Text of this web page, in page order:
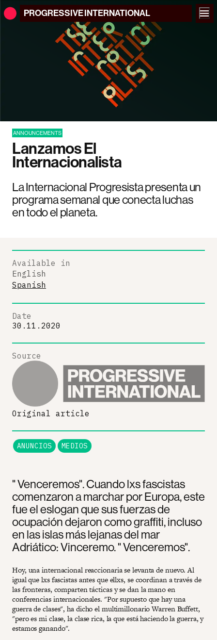
PROGRESSIVEINTERNATIONAL
ANNOUNCEMENTS
Lanzamos El
Internacionalista
La Internacional Progresista presenta un
programa semanal que conecta luchas
en todo el planeta.
" Venceremos". Cuando lxs fascistas
comenzaron a marchar por Europa, este
fue el eslogan que sus fuerzas de
ocupación dejaron como graffiti, incluso
en las islas más lejanas del mar
Adriático: Vinceremo. " Venceremos".
Hoy, una internacional reaccionaria se levanta de nuevo. Al
igual que lxs fascistas antes que ellxs, se coordinan a través de
las fronteras, comparten tácticas y se dan la mano en
conferencias internacionales. "Por supuesto que hay una
guerra de clases", ha dicho el multimillonario Warren Buffett,
"pero es mi clase, la clase rica, la que está haciendo la guerra, y
estamos ganando".
Available in
English
Spanish
Date
30.11.2020
Source
Original article
ANUNCIOS MEDIOS